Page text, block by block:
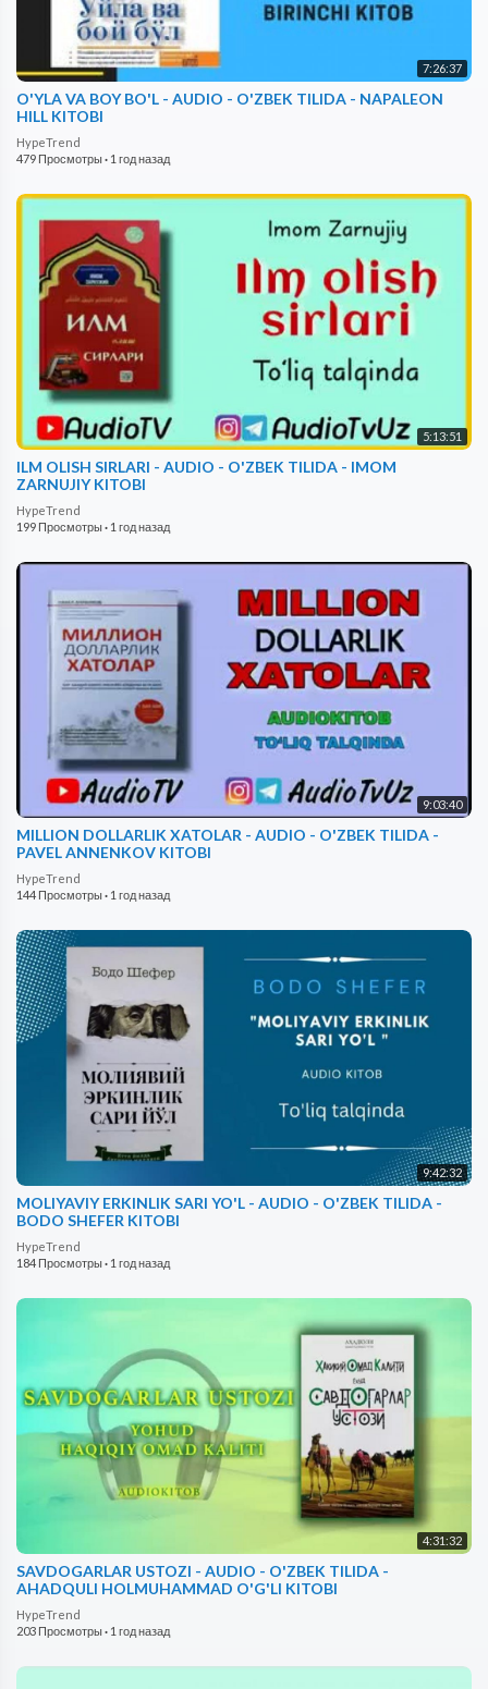
7:26:37
O'YLA VA BOY BO'L - AUDIO - O'ZBEK TILIDA - NAPALEON
HILL KITOBI
HypeTrend
479 Просмотры· 1 год назад
5:13:51
ILM OLISH SIRLARI - AUDIO - O'ZBEK TILIDA - IMOM
ZARNUJIY KITOBI
HypeTrend
199 Просмотры· 1 год назад
9:03:40
MILLION DOLLARLIK XATOLAR - AUDIO - O'ZBEK TILIDA -
PAVEL ANNENKOV KITOBI
HypeTrend
144 Просмотры· 1 год назад
9:42:32
MOLIYAVIY ERKINLIK SARI YO'L - AUDIO - O'ZBEK TILIDA -
BODO SHEFER KITOBI
HypeTrend
184 Просмотры· 1 год назад
4:31:32
SAVDOGARLAR USTOZI - AUDIO - O'ZBEK TILIDA -
AHADQULI HOLMUHAMMAD O'G'LI KITOBI
HypeTrend
203 Просмотры· 1 год назад